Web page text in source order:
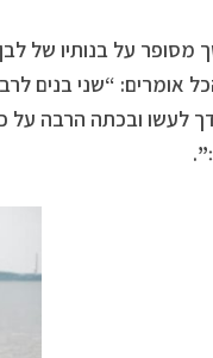
מסופר על בנותיו של
אומרים: “שני בנים
לעשו ובכתה הרבה על
.